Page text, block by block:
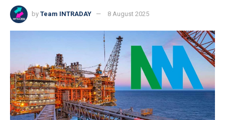
by Team INTRADAY 8 August 2025